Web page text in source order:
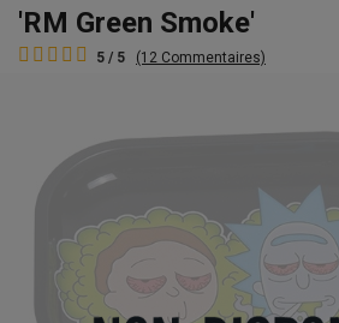
'RM Green Smoke'
5 / 5 (12 Commentaires)